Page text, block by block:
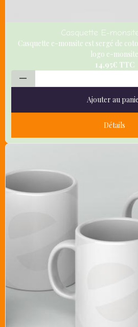
Casquette E-
Casquette e-monsite est sergé de
logo e-monsite
14,95€ TTC
Ajouter au
Détails